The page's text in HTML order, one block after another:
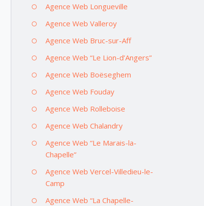
Agence Web Longueville
Agence Web Valleroy
Agence Web Bruc-sur-Aff
Agence Web “Le Lion-d’Angers”
Agence Web Boëseghem
Agence Web Fouday
Agence Web Rolleboise
Agence Web Chalandry
Agence Web “Le Marais-la-
Chapelle”
Agence Web Vercel-Villedieu-le-
Camp
Agence Web “La Chapelle-